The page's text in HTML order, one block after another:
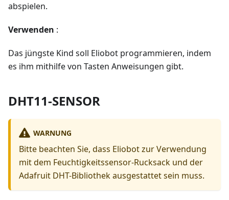
abspielen.
Verwenden :
Das jüngste Kind soll Eliobot programmieren, indem
es ihm mithilfe von Tasten Anweisungen gibt.
DHT11-SENSOR
WARNUNG
Bitte beachten Sie, dass Eliobot zur Verwendung
mit dem Feuchtigkeitssensor-Rucksack und der
Adafruit DHT-Bibliothek ausgestattet sein muss.